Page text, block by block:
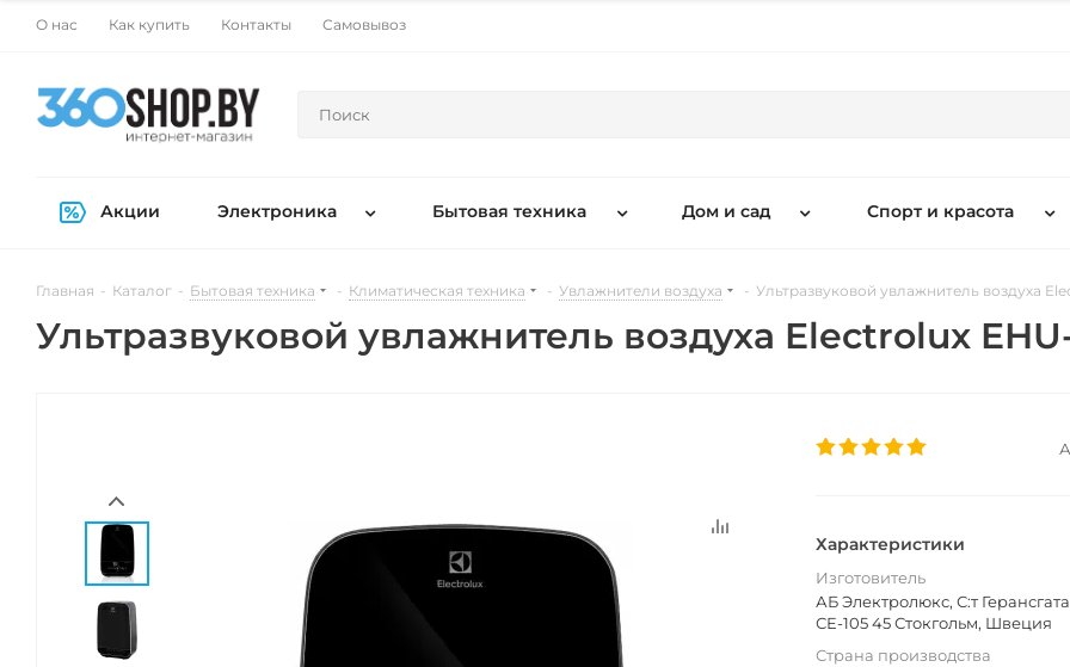
О нас Как купить Контакты Самовывоз
Акции Электроника Бытовая техника Дом и сад Спорт и красота
Главная - Каталог - Бытовая техника - Климатическая техника - Увлажнители воздуха - Ультразвуковой увлажнитель воздуха
Ультразвуковой увлажнитель воздуха Electrolux
Характеристики
Изготовитель
АБ Электролюкс, С:т
СЕ-105 45 Стокгольм, Швеция
Страна производства